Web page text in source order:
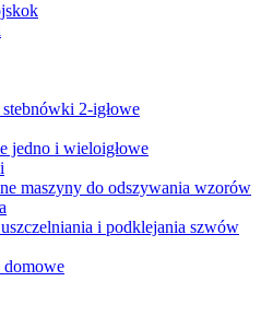
2-igłowe
jedno i wieloigłowe
maszyny do odszywania wzorów
i podklejania szwów
domowe